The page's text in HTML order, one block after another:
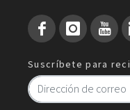
Suscríbete para